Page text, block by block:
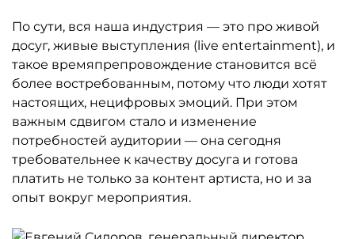
По сути, вся наша индустрия — это про живой
досуг, живые выступления (live entertainment), и
такое времяпрепровождение становится всё
более востребованным, потому что люди хотят
настоящих, нецифровых эмоций. При этом
важным сдвигом стало и изменение
потребностей аудитории — она сегодня
требовательнее к качеству досуга и готова
платить не только за контент артиста, но и за
опыт вокруг мероприятия.